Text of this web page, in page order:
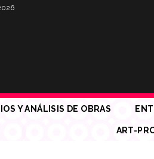
Y ANÁLISIS DE OBRAS
ART-